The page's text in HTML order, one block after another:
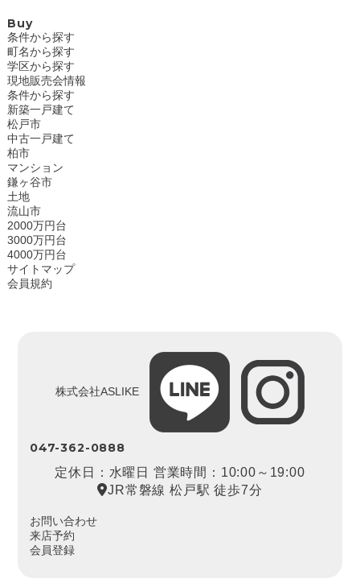
Buy
条件から探す
町名から探す
学区から探す
現地販売会情報
条件から探す
新築一戸建て
松戸市
中古一戸建て
柏市
マンション
鎌ヶ谷市
土地
流山市
2000万円台
3000万円台
4000万円台
サイトマップ
会員規約
株式会社ASLIKE
047-362-0888
定休日：水曜日 営業時間：10:00～19:00
JR常磐線 松戸駅 徒歩7分
お問い合わせ
来店予約
会員登録